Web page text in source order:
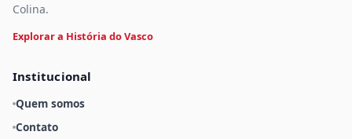
Colina.
Explorar a História do Vasco
Institucional
Quem somos
Contato